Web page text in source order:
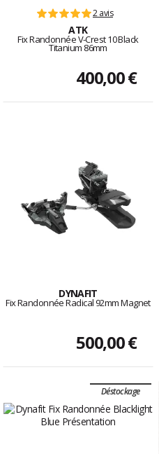
2 avis
ATK
Fix Randonnée V-Crest 10 Black
Titanium 86mm
400,00 €
DYNAFIT
Fix Randonnée Radical 92mm Magnet
500,00 €
Déstockage